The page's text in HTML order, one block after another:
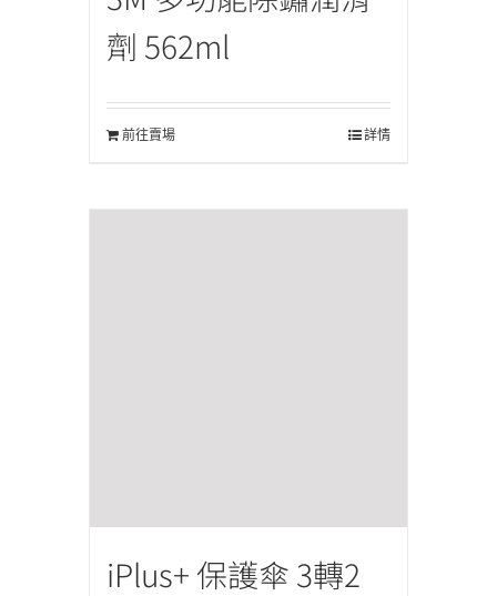
劑 562ml
前往賣場 詳情
iPlus+ 保護傘 3轉2